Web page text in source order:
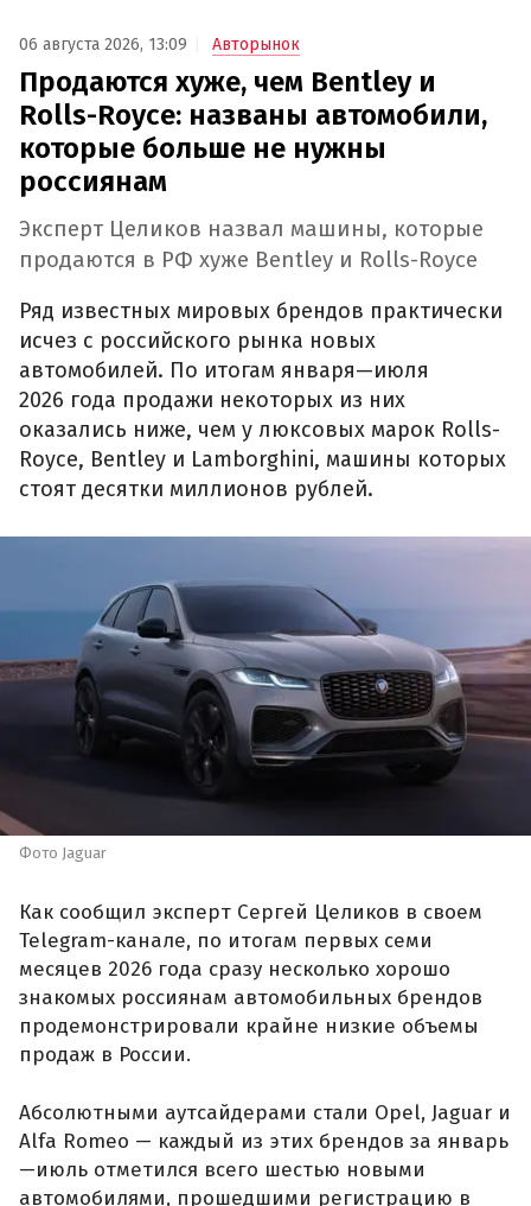
06 августа 2026, 13:09 Авторынок
Продаются хуже, чем Bentley и
Rolls-Royce: названы автомобили,
которые больше не нужны
россиянам
Эксперт Целиков назвал машины, которые
продаются в РФ хуже Bentley и Rolls-Royce
Ряд известных мировых брендов практически
исчез с российского рынка новых
автомобилей. По итогам января—июля
2026 года продажи некоторых из них
оказались ниже, чем у люксовых марок Rolls-
Royce, Bentley и Lamborghini, машины которых
стоят десятки миллионов рублей.
Фото Jaguar
Как сообщил эксперт Сергей Целиков в своем
Telegram-канале, по итогам первых семи
месяцев 2026 года сразу несколько хорошо
знакомых россиянам автомобильных брендов
продемонстрировали крайне низкие объемы
продаж в России.
Абсолютными аутсайдерами стали Opel, Jaguar и
Alfa Romeo — каждый из этих брендов за январь
—июль отметился всего шестью новыми
автомобилями, прошедшими регистрацию в